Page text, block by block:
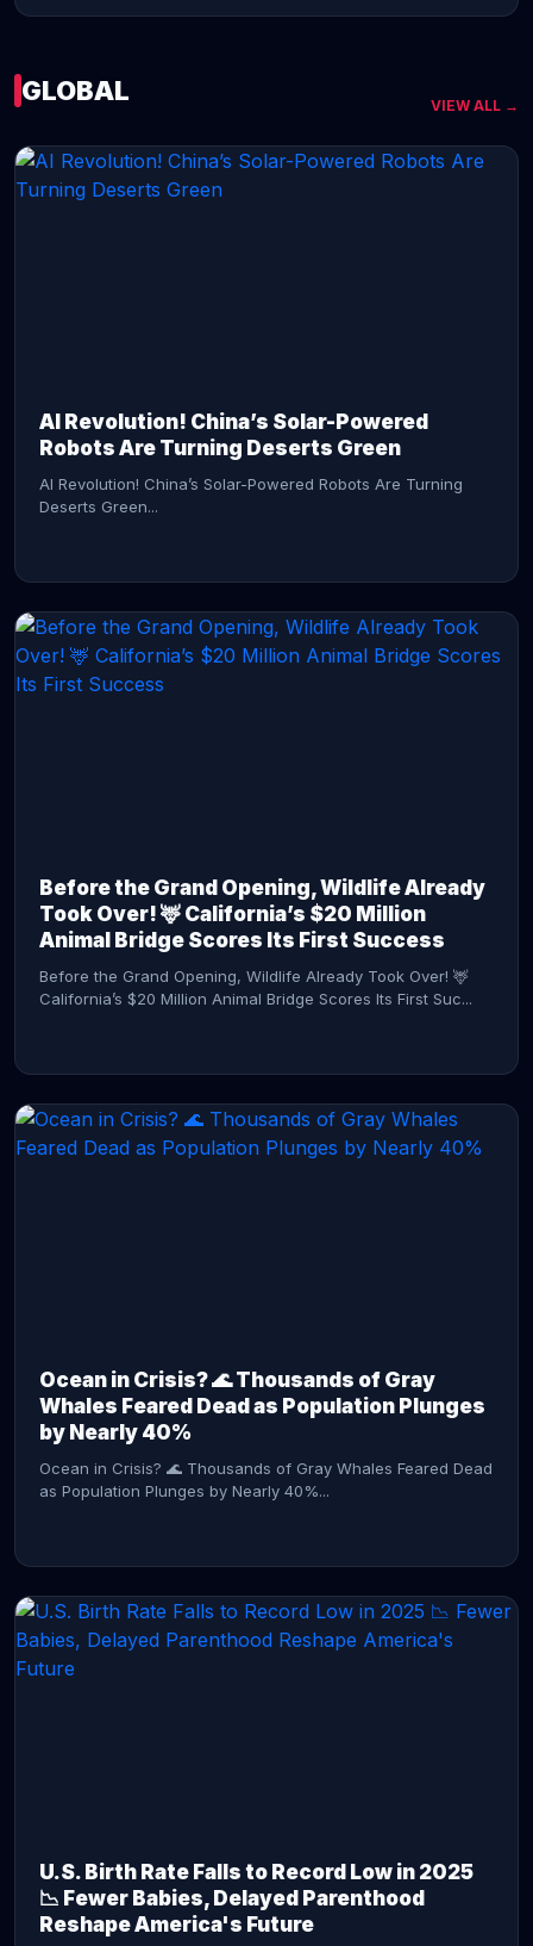
GLOBAL VIEW ALL →
AI Revolution! China’s Solar-Powered
Robots Are Turning Deserts Green
AI Revolution! China’s Solar-Powered Robots Are Turning
Deserts Green...
Before the Grand Opening, Wildlife Already
Took Over! 🦌 California’s $20 Million
Animal Bridge Scores Its First Success
Before the Grand Opening, Wildlife Already Took Over! 🦌
California’s $20 Million Animal Bridge Scores Its First Suc...
Ocean in Crisis? 🌊 Thousands of Gray
Whales Feared Dead as Population Plunges
by Nearly 40%
Ocean in Crisis? 🌊 Thousands of Gray Whales Feared Dead
as Population Plunges by Nearly 40%...
U.S. Birth Rate Falls to Record Low in 2025
📉 Fewer Babies, Delayed Parenthood
Reshape America's Future